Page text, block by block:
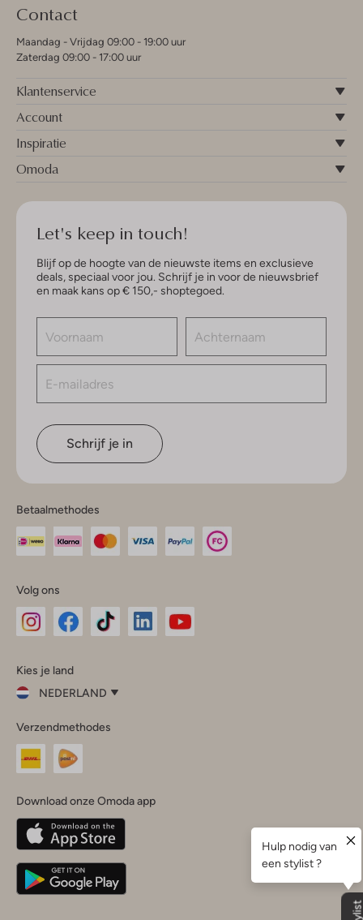
Contact
Maandag - Vrijdag 09:00 - 19:00 uur
Zaterdag 09:00 - 17:00 uur
Klantenservice
Account
Inspiratie
Omoda
Let's keep in touch!
Blijf op de hoogte van de nieuwste items en exclusieve
deals, speciaal voor jou. Schrijf je in voor de nieuwsbrief
en maak kans op € 150,- shoptegoed.
Schrijf je in
Betaalmethodes
Volg ons
InstagramFacebook
Kies je land
NEDERLAND
je
land
Nederland
Belgique(Français)
Deutschland
Verzendmethodes
Download onze Omoda app